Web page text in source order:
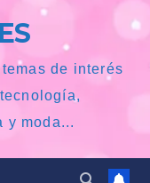
de interés
y moda...